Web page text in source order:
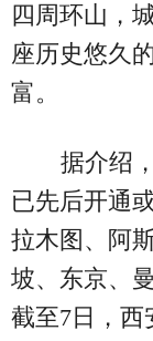
四周环山，
座历史悠久
富。
据介绍
已先后开通
拉木图、阿
坡、东京、
截至7日，西